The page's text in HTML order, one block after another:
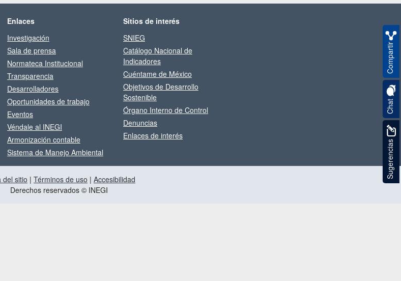
Sugerencias
Chat
Compartir
Enlaces
Investigación
Sala de prensa
Normateca Institucional
Transparencia
Desarrolladores
Oportunidades de trabajo
Eventos
Véndale al INEGI
Armonización contable
Sistema de Manejo Ambiental
Sitios de interés
SNIEG
Catálogo Nacional de
Indicadores
Cuéntame de México
Objetivos de Desarrollo
Sostenible
Órgano Interno de Control
Denuncias
Enlaces de interés
del sitio | Términos de uso | Accesibilidad
Derechos reservados © INEGI